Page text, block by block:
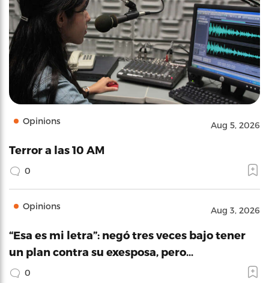
Opinions Aug 5, 2026
Terror a las 10 AM
0
Opinions Aug 3, 2026
“Esa es mi letra”: negó tres veces bajo tener
un plan contra su exesposa, pero…
0